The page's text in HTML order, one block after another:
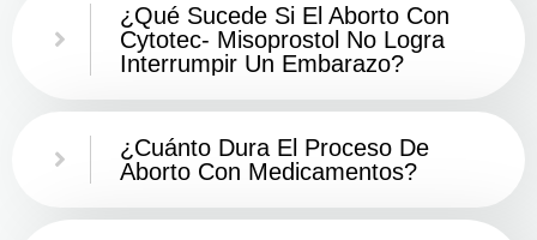
¿Qué Sucede Si El Aborto Con
Cytotec- Misoprostol No Logra
Interrumpir Un Embarazo?
¿Cuánto Dura El Proceso De
Aborto Con Medicamentos?